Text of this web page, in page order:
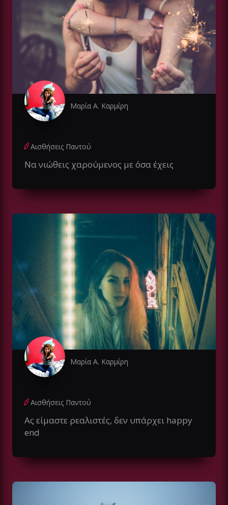
Μαρία Α. Καρμίρη
Αισθήσεις Παντού
Να νιώθεις χαρούμενος με όσα έχεις
Μαρία Α. Καρμίρη
Αισθήσεις Παντού
Ας είμαστε ρεαλιστές, δεν υπάρχει happy
end